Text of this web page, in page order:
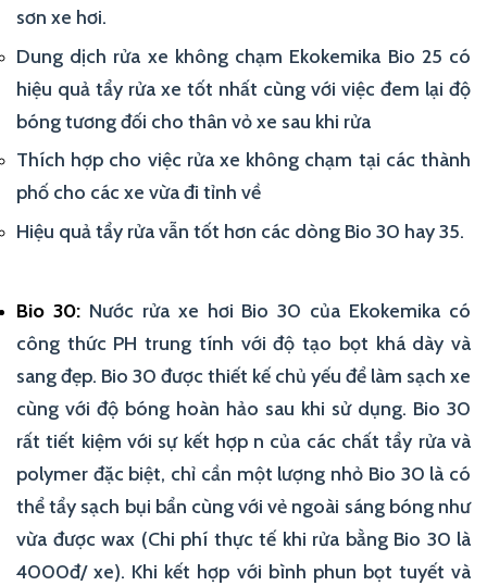
sơn xe hơi.
Dung dịch rửa xe không chạm Ekokemika Bio 25 có
hiệu quả tẩy rửa xe tốt nhất cùng với việc đem lại độ
bóng tương đối cho thân vỏ xe sau khi rửa
Thích hợp cho việc rửa xe không chạm tại các thành
phố cho các xe vừa đi tỉnh về
Hiệu quả tẩy rửa vẫn tốt hơn các dòng Bio 30 hay 35.
Bio 30: Nước rửa xe hơi Bio 30 của Ekokemika có
công thức PH trung tính với độ tạo bọt khá dày và
sang đẹp. Bio 30 được thiết kế chủ yếu để làm sạch xe
cùng với độ bóng hoàn hảo sau khi sử dụng. Bio 30
rất tiết kiệm với sự kết hợp n của các chất tẩy rửa và
polymer đặc biệt, chỉ cần một lượng nhỏ Bio 30 là có
thể tẩy sạch bụi bẩn cùng với vẻ ngoài sáng bóng như
vừa được wax (Chi phí thực tế khi rửa bằng Bio 30 là
4000đ/ xe). Khi kết hợp với bình phun bọt tuyết và